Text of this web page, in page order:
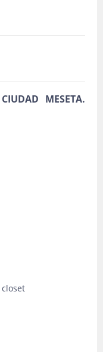
MESETA.